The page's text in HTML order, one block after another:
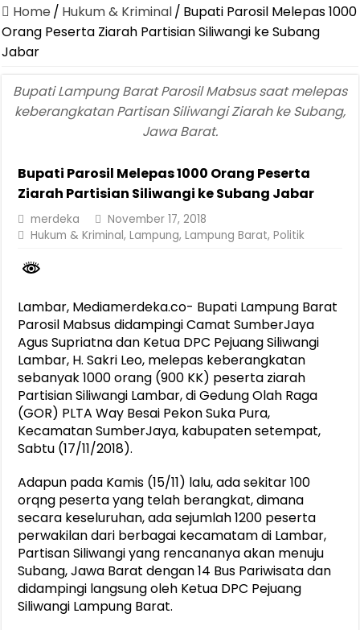
Pastikan Pelayanan Maksimal, Direksi Jasa Raharja Tinjau Korban
Dirut Jasa Raharja Dampingi Wamenhub Tinjau Penanganan
Jasa Raharja Jamin Seluruh Korban Kebakaran KM Mutiara
Gelar Audiensi, Jasa Raharja dan Kementerian PANRB Perkuat
Berkontribusi terhadap Keselamatan dan Mobilitas Masyarakat,
Pemprov Lampung Dukung Penuh Lampung Financial Festival,
Pengesahan Raperda APBD 2025 Jadi Langkah Penguatan
Ketua PMI Provinsi Lampung Lantik Pengurus PMI Lampung
Home / Hukum & Kriminal/ Bupati Parosil Melepas 1000
Orang Peserta Ziarah Partisian Siliwangi ke Subang
Jabar
Bupati Lampung Barat Parosil Mabsus saat melepas
keberangkatan Partisan Siliwangi Ziarah ke Subang,
Jawa Barat.
Bupati Parosil Melepas 1000 Orang Peserta
Ziarah Partisian Siliwangi ke Subang Jabar
merdeka
November 17, 2018
Hukum & Kriminal,Lampung,Lampung Barat,Politik
Lambar, Mediamerdeka.co- Bupati Lampung Barat
Parosil Mabsus didampingi Camat SumberJaya
Agus Supriatna dan Ketua DPC Pejuang Siliwangi
Lambar, H. Sakri Leo, melepas keberangkatan
sebanyak 1000 orang (900 KK) peserta ziarah
Partisian Siliwangi Lambar, di Gedung Olah Raga
(GOR) PLTA Way Besai Pekon Suka Pura,
Kecamatan SumberJaya, kabupaten setempat,
Sabtu (17/11/2018).
Adapun pada Kamis (15/11) lalu, ada sekitar 100
orqng peserta yang telah berangkat, dimana
secara keseluruhan, ada sejumlah 1200 peserta
perwakilan dari berbagai kecamatam di Lambar,
Partisan Siliwangi yang rencananya akan menuju
Subang, Jawa Barat dengan 14 Bus Pariwisata dan
didampingi langsung oleh Ketua DPC Pejuang
Siliwangi Lampung Barat.